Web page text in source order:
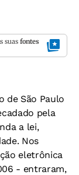
suas fontes
de São Paulo
pela
a lei,
Nos
eletrônica
- entraram,